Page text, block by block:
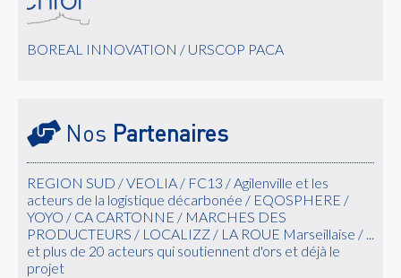
BOREAL INNOVATION / URSCOP PACA
Nos Partenaires
REGION SUD / VEOLIA / FC13 / Agilenville et les
acteurs de la logistique décarbonée / EQOSPHERE /
YOYO / CA CARTONNE / MARCHES DES
PRODUCTEURS / LOCALIZZ / LA ROUE Marseillaise / ...
et plus de 20 acteurs qui soutiennent d'ors et déjà le
projet